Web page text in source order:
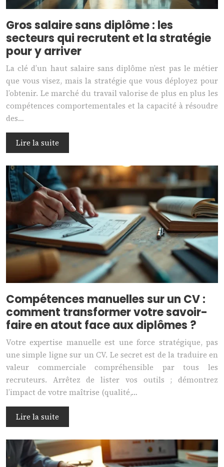
Gros salaire sans diplôme : les
secteurs qui recrutent et la stratégie
pour y arriver
La clé d’un haut salaire sans diplôme n’est pas le métier
que vous visez, mais la stratégie que vous déployez pour
l’obtenir. Le marché du travail valorise de plus en plus les
compétences comportementales et la capacité à résoudre
des…
Lire la suite
Compétences manuelles sur un CV :
comment transformer votre savoir-
faire en atout face aux diplômes ?
Votre expertise manuelle est une force stratégique, pas
une simple ligne sur un CV. Le secret est de la traduire en
valeur commerciale compréhensible par tous les
recruteurs. Arrêtez de lister vos outils ; démontrez
l’impact de votre maîtrise (qualité,…
Lire la suite